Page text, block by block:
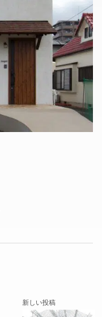
新しい投稿